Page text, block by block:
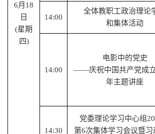
6月 18
日
(星期
四)
14:00
全体教职工政治理论
和集体活动
14:00
电影中的党史
——庆祝中国共产党成
年主题讲座
14:30
党委理论学习中心组
第6次集体学习会议暨习